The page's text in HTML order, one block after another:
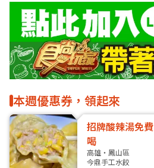
本週優惠券，領起來
招牌酸辣湯免費
喝
高雄・鳳山區
今鼎手工水餃